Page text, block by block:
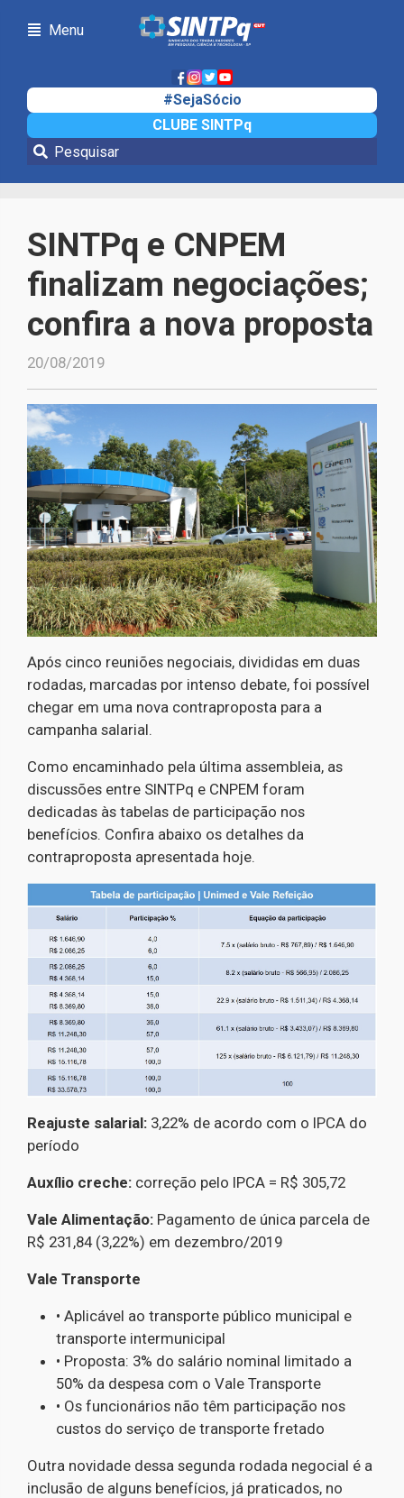
Menu
#SejaSócio
CLUBE SINTPq
Notícias
SINTPq e CNPEM
finalizam negociações;
confira a nova proposta
20/08/2019
Após cinco reuniões negociais, divididas em duas
rodadas, marcadas por intenso debate, foi possível
chegar em uma nova contraproposta para a
campanha salarial.
Como encaminhado pela última assembleia, as
discussões entre SINTPq e CNPEM foram
dedicadas às tabelas de participação nos
benefícios. Confira abaixo os detalhes da
contraproposta apresentada hoje.
Reajuste salarial: 3,22% de acordo com o IPCA do
período
Auxílio creche: correção pelo IPCA = R$ 305,72
Vale Alimentação: Pagamento de única parcela de
R$ 231,84 (3,22%) em dezembro/2019
Vale Transporte
• Aplicável ao transporte público municipal e
transporte intermunicipal
• Proposta: 3% do salário nominal limitado a
50% da despesa com o Vale Transporte
• Os funcionários não têm participação nos
custos do serviço de transporte fretado
Outra novidade dessa segunda rodada negocial é a
inclusão de alguns benefícios, já praticados, no